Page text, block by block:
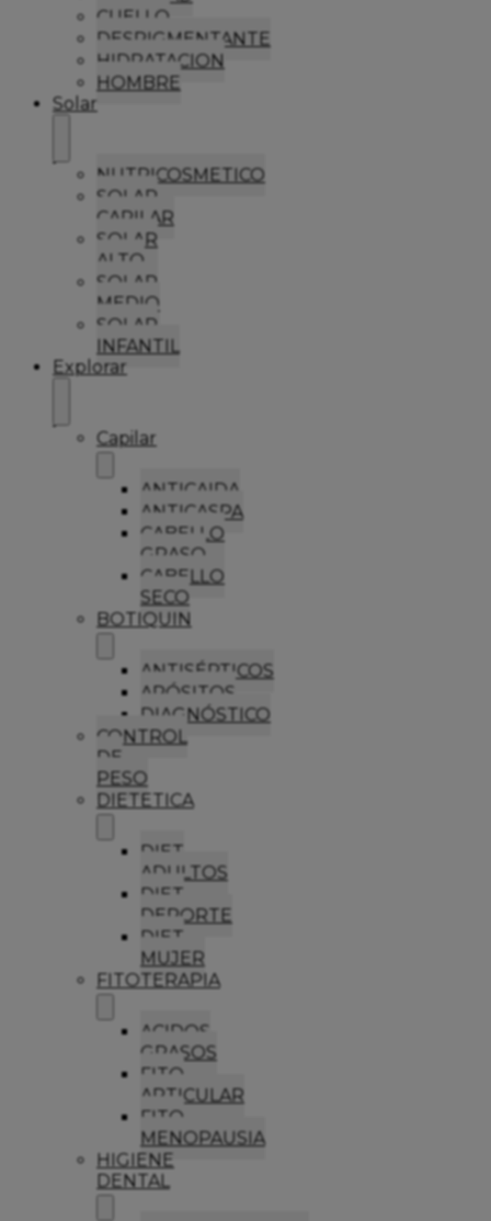
CUELLO
DESPIGMENTANTE
HIDRATACION
HOMBRE
Solar
NUTRICOSMETICO
SOLAR
CAPILAR
SOLAR
ALTO
SOLAR
MEDIO
SOLAR
INFANTIL
Explorar
Capilar
ANTICAIDA
ANTICASPA
CABELLO
GRASO
CABELLO
SECO
BOTIQUIN
ANTISÉPTICOS
APÓSITOS
DIAGNÓSTICO
CONTROL
DE
PESO
DIETETICA
DIET
ADULTOS
DIET
DEPORTE
DIET
MUJER
FITOTERAPIA
ACIDOS
GRASOS
FITO
ARTICULAR
FITO
MENOPAUSIA
HIGIENE
DENTAL